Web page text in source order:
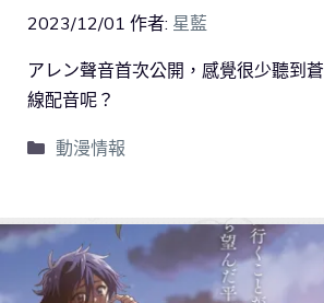
2023/12/01 作者: 星藍
アレン聲音首次公開，感覺很少聽到
線配音呢？
動漫情報